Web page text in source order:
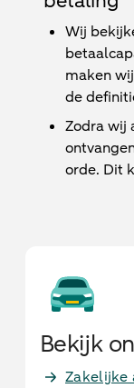
Wij
maken
de
Zodra wij
orde. Dit
Bekijk
Zakelijke